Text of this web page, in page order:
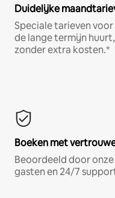
Duidelijke
Speciale tarieven
de lange termijn
zonder extra kosten.*
Boeken met
Beoordeeld door
gasten en 24/7